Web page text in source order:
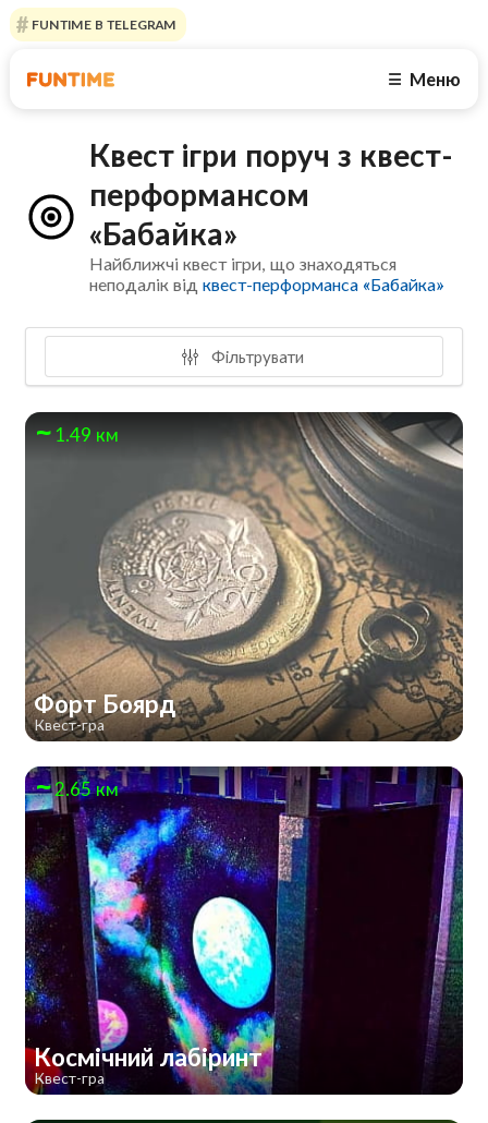
FUNTIME В TELEGRAM
☰ Меню
Квест ігри поруч з квест-
перформансом
«Бабайка»
Найближчі квест ігри, що знаходяться
неподалік відквест-перформанса «Бабайка»
Фільтрувати
1.49 км
Форт Боярд
Квест-гра
2.65 км
Космічний лабіринт
Квест-гра